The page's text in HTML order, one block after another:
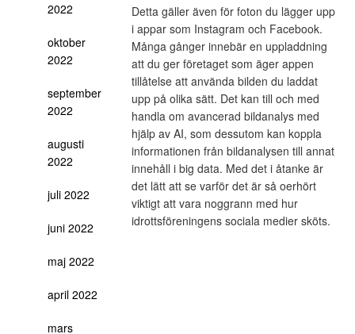
2022
oktober
2022
september
2022
augusti
2022
juli 2022
juni 2022
maj 2022
april 2022
mars
Detta gäller även för foton du lägger upp
i appar som Instagram och Facebook.
Många gånger innebär en uppladdning
att du ger företaget som äger appen
tillåtelse att använda bilden du laddat
upp på olika sätt. Det kan till och med
handla om avancerad bildanalys med
hjälp av AI, som dessutom kan koppla
informationen från bildanalysen till annat
innehåll i big data. Med det i åtanke är
det lätt att se varför det är så oerhört
viktigt att vara noggrann med hur
idrottsföreningens sociala medier sköts.